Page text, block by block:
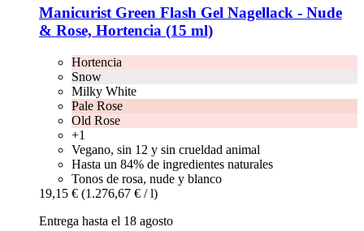
ManicuristGreen Flash Gel Nagellack -​ Nude
& Rose, Hortencia (15 ml)
Hortencia
Snow
Milky White
Pale Rose
Old Rose
+1
Vegano, sin 12 y sin crueldad animal
Hasta un 84% de ingredientes naturales
Tonos de rosa, nude y blanco
19,15 € (1.276,67 € / l)
Entrega hasta el 18 agosto